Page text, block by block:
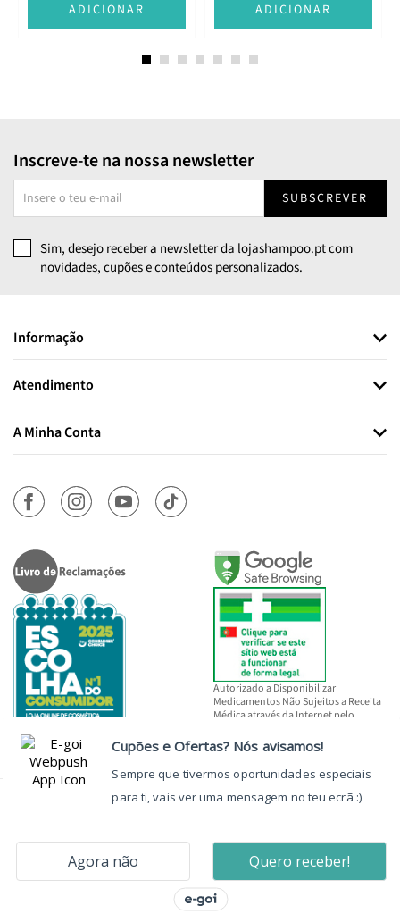
ADICIONAR ADICIONAR
Inscreve-te na nossa newsletter
SUBSCREVER
Sim, desejo receber a newsletter da lojashampoo.pt com
novidades, cupões e conteúdos personalizados.
Informação
Atendimento
A Minha Conta
Autorizado a Disponibilizar
Medicamentos Não Sujeitos a Receita
Médica através da Internet pelo